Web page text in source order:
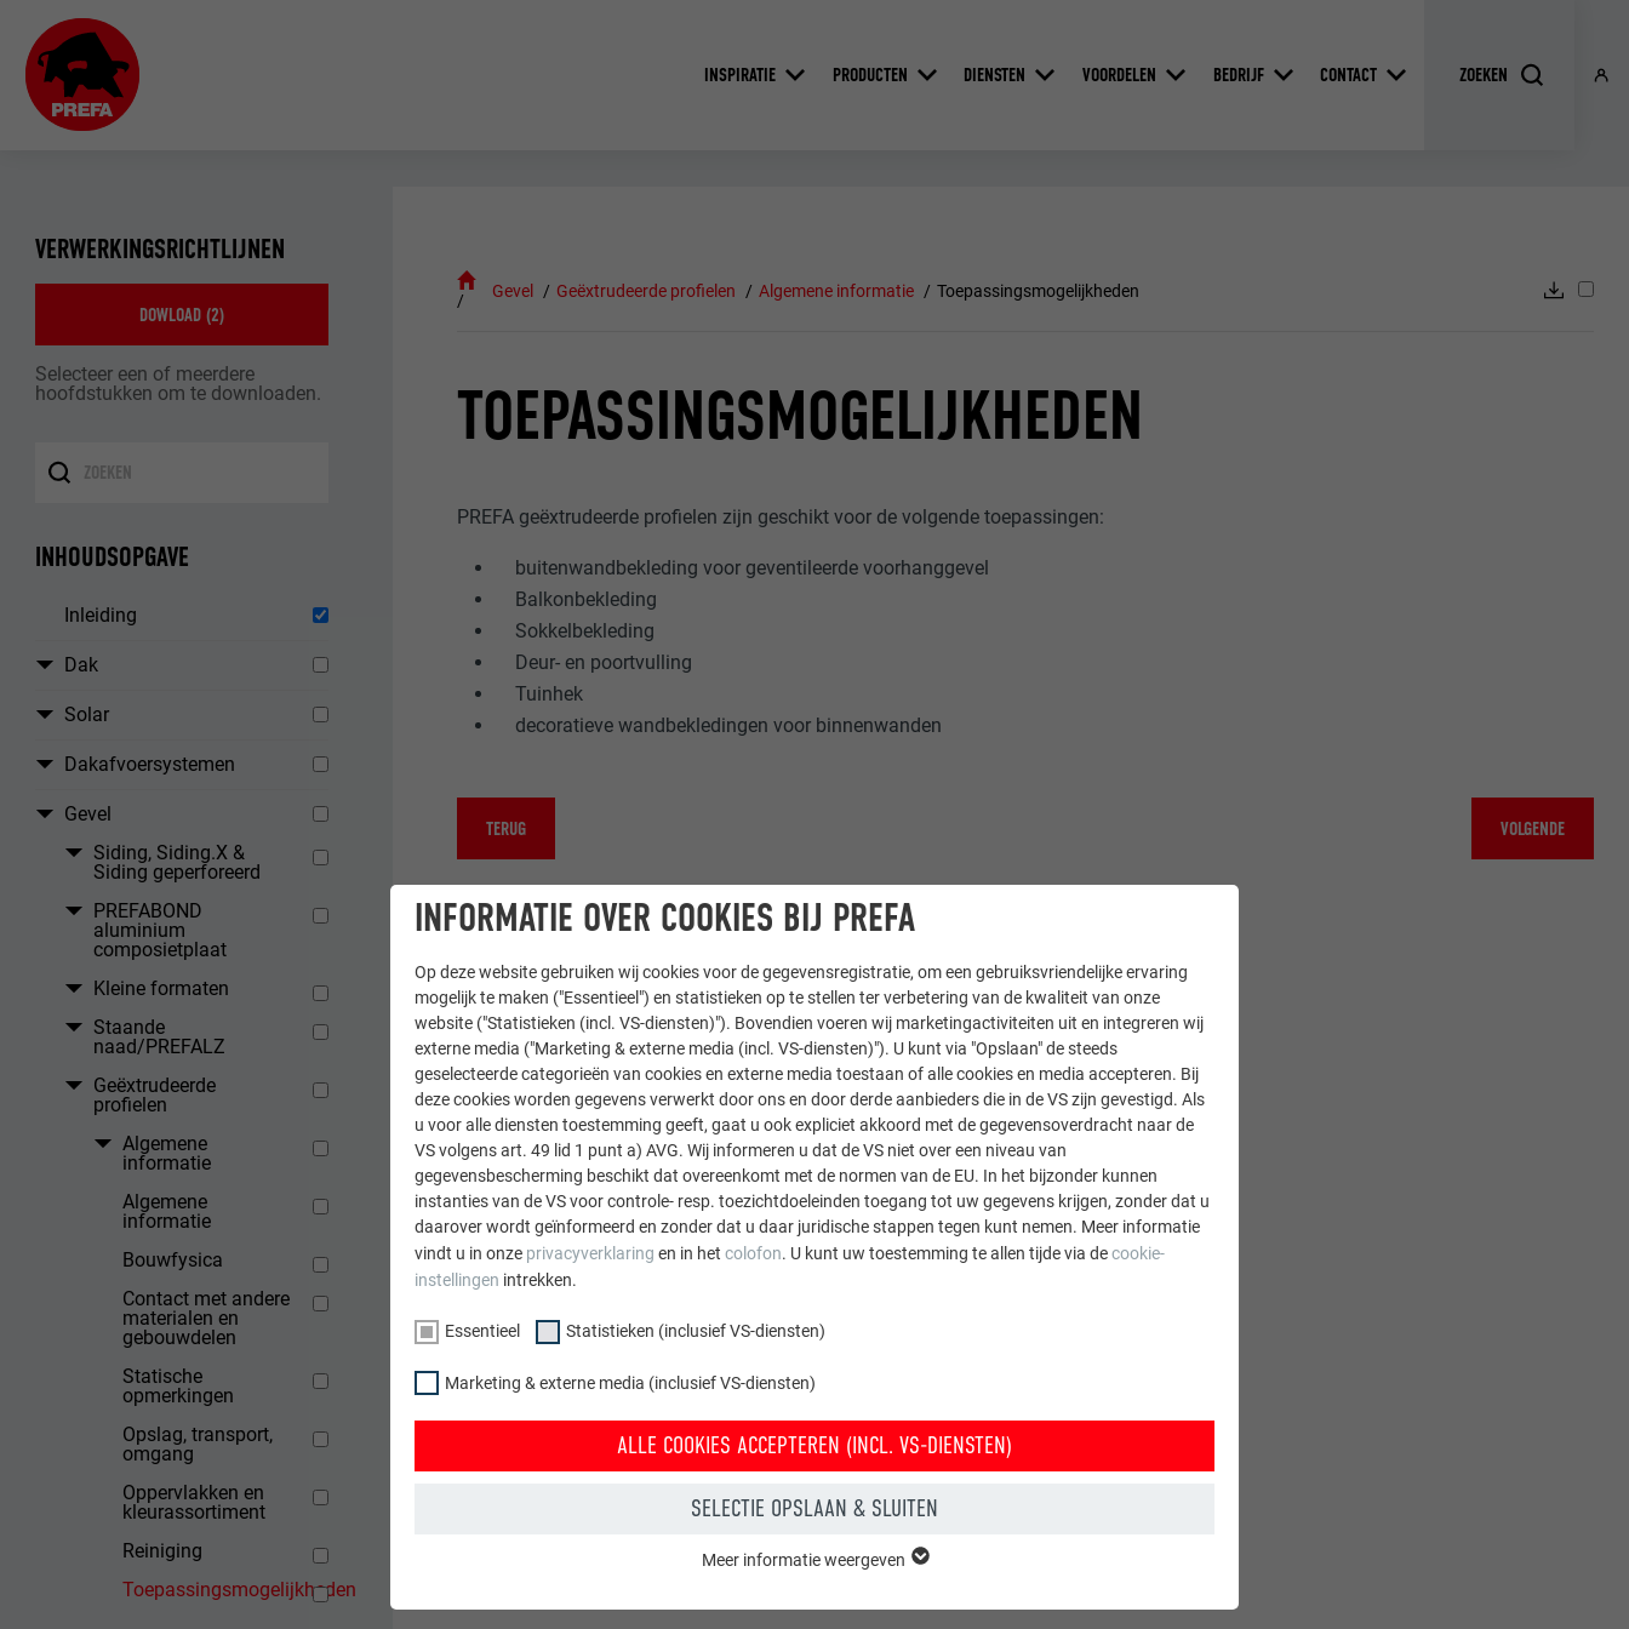
INSPIRATIE PRODUCTEN DIENSTEN VOORDELEN BEDRIJF CONTACT
VERWERKINGSRICHTLIJNEN
DOWLOAD (2)
Selecteer een of meerdere
hoofdstukken om te downloaden.
INHOUDSOPGAVE
Inleiding
Dak
Solar
Dakafvoersystemen
Gevel
Siding, Siding.X &
Siding geperforeerd
PREFABOND
aluminium
composietplaat
Kleine formaten
Staande
naad/PREFALZ
Geëxtrudeerde
profielen
Algemene
informatie
Algemene
informatie
Bouwfysica
Contact met andere
materialen en
gebouwdelen
Statische
opmerkingen
Opslag, transport,
omgang
Oppervlakken en
kleurassortiment
Reiniging
Toepassingsmogelijkheden
Gevel Geëxtrudeerde profielen Algemene informatie Toepassingsmogelijkheden
TOEPASSINGSMOGELIJKHEDEN
PREFA geëxtrudeerde profielen zijn geschikt voor de volgende toepassingen:
buitenwandbekleding voor geventileerde voorhanggevel
Balkonbekleding
Sokkelbekleding
Deur- en poortvulling
Tuinhek
decoratieve wandbekledingen voor binnenwanden
TERUG VOLGENDE
INFORMATIE OVER COOKIES BIJ PREFA
Op deze website gebruiken wij cookies voor de gegevensregistratie, om een gebruiksvriendelijke ervaring
mogelijk te maken ("Essentieel") en statistieken op te stellen ter verbetering van de kwaliteit van onze
website ("Statistieken (incl. VS-diensten)"). Bovendien voeren wij marketingactiviteiten uit en integreren wij
externe media ("Marketing & externe media (incl. VS-diensten)"). U kunt via "Opslaan" de steeds
geselecteerde categorieën van cookies en externe media toestaan of alle cookies en media accepteren. Bij
deze cookies worden gegevens verwerkt door ons en door derde aanbieders die in de VS zijn gevestigd. Als
u voor alle diensten toestemming geeft, gaat u ook expliciet akkoord met de gegevensoverdracht naar de
VS volgens art. 49 lid 1 punt a) AVG. Wij informeren u dat de VS niet over een niveau van
gegevensbescherming beschikt dat overeenkomt met de normen van de EU. In het bijzonder kunnen
instanties van de VS voor controle- resp. toezichtdoeleinden toegang tot uw gegevens krijgen, zonder dat u
daarover wordt geïnformeerd en zonder dat u daar juridische stappen tegen kunt nemen. Meer informatie
vindt u in onze privacyverklaring en in het colofon. U kunt uw toestemming te allen tijde via decookie-
instellingen intrekken.
Essentieel Statistieken (inclusief VS-diensten)
Marketing & externe media (inclusief VS-diensten)
ALLE COOKIES ACCEPTEREN (INCL. VS-DIENSTEN)
SELECTIE OPSLAAN & SLUITEN
Meer informatie weergeven